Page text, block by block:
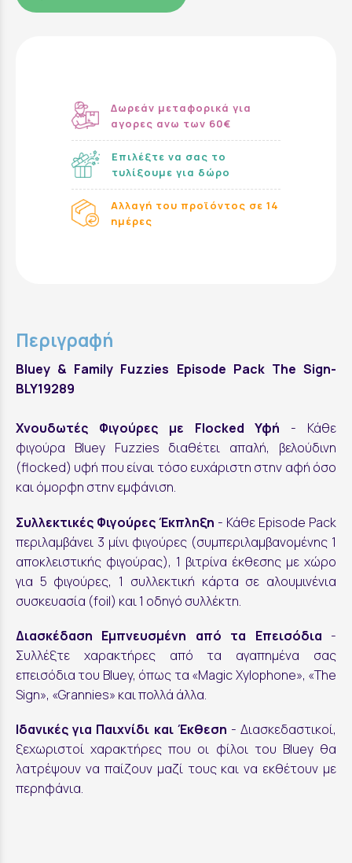
Δωρεάν μεταφορικά για
αγορες ανω των 60€
Επιλέξτε να σας το
τυλίξουμε για δώρο
Αλλαγή του προϊόντος σε 14
ημέρες
Περιγραφή
Bluey & Family Fuzzies Episode Pack The Sign-
BLY19289
Χνουδωτές Φιγούρες με Flocked Υφή - Κάθε
φιγούρα Bluey Fuzzies διαθέτει απαλή, βελούδινη
(flocked) υφή που είναι τόσο ευχάριστη στην αφή όσο
και όμορφη στην εμφάνιση.
Συλλεκτικές Φιγούρες Έκπληξη - Κάθε Episode Pack
περιλαμβάνει 3 μίνι φιγούρες (συμπεριλαμβανομένης 1
αποκλειστικής φιγούρας), 1 βιτρίνα έκθεσης με χώρο
για 5 φιγούρες, 1 συλλεκτική κάρτα σε αλουμινένια
συσκευασία (foil) και 1 οδηγό συλλέκτη.
Διασκέδαση Εμπνευσμένη από τα Επεισόδια -
Συλλέξτε χαρακτήρες από τα αγαπημένα σας
επεισόδια του Bluey, όπως τα «Magic Xylophone», «The
Sign», «Grannies» και πολλά άλλα.
Ιδανικές για Παιχνίδι και Έκθεση - Διασκεδαστικοί,
ξεχωριστοί χαρακτήρες που οι φίλοι του Bluey θα
λατρέψουν να παίζουν μαζί τους και να εκθέτουν με
περηφάνια.